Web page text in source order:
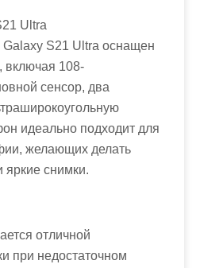
Ultra
S21 Ultra оснащен
включая 108-
сенсор, два
идеально подходит для
желающих делать
яркие снимки.
отличной
при недостаточном